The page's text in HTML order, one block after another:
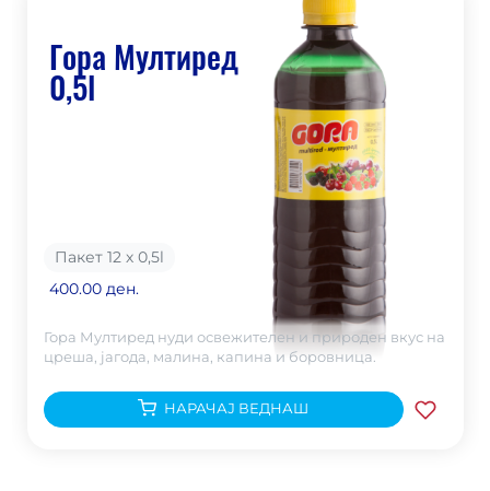
Гора Мултиред
0,5l
Пакет 12 х 0,5l
400.00 ден.
Гора Мултиред нуди освежителен и природен вкус на
цреша, јагода, малина, капина и боровница.
НАРАЧАЈ ВЕДНАШ